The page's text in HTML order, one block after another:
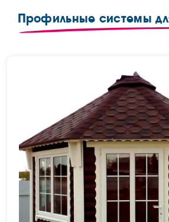
Профильные системы